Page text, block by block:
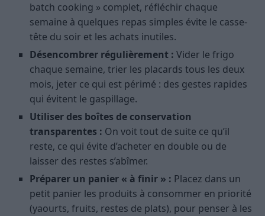
batch cooking » complet, réfléchir chaque
semaine à quelques repas simples évite le casse-
tête du soir et les achats inutiles.
Désencombrer régulièrement : Vider le frigo
chaque semaine, trier les placards tous les deux
mois, jeter ce qui est périmé : des gestes rapides
qui évitent le gaspillage.
Utiliser des boîtes de conservation
transparentes : On voit tout de suite ce qu’il
reste, ce qui évite d’acheter en double ou de
laisser des restes s’abîmer.
Préparer un panier « à finir » : Placez dans un
petit panier les produits à consommer en priorité
(yaourts, fruits, restes de plats), pour penser à les